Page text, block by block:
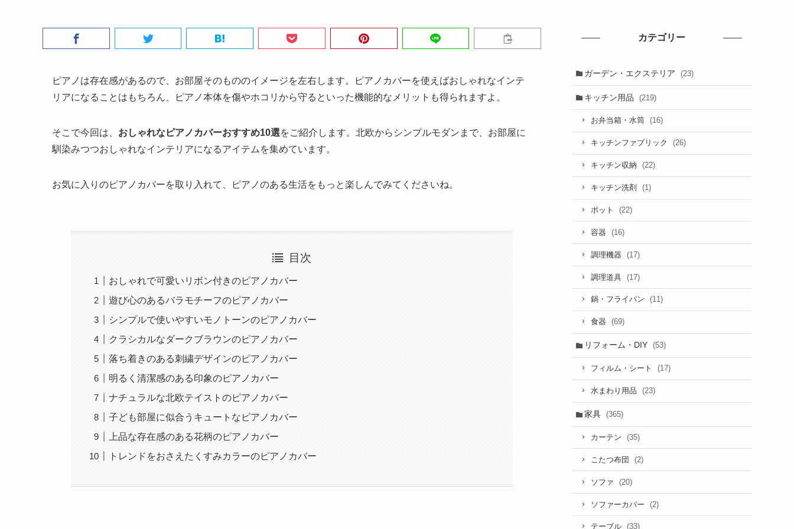
ピアノは存在感があるので、お部屋そのもののイメージを左右します。ピアノカバーを使えばおしゃれなインテ
リアになることはもちろん、ピアノ本体を傷やホコリから守るといった機能的なメリットも得られますよ。
そこで今回は、 おしゃれなピアノカバーおすすめ10選をご紹介します。北欧からシンプルモダンまで、お部屋に
馴染みつつおしゃれなインテリアになるアイテムを集めています。
お気に入りのピアノカバーを取り入れて、ピアノのある生活をもっと楽しんでみてくださいね。
目次
おしゃれで可愛いリボン付きのピアノカバー
遊び心のあるバラモチーフのピアノカバー
シンプルで使いやすいモノトーンのピアノカバー
クラシカルなダークブラウンのピアノカバー
落ち着きのある刺繍デザインのピアノカバー
明るく清潔感のある印象のピアノカバー
ナチュラルな北欧テイストのピアノカバー
子ども部屋に似合うキュートなピアノカバー
上品な存在感のある花柄のピアノカバー
トレンドをおさえたくすみカラーのピアノカバー
カテゴリー
ガーデン・エクステリア (23)
キッチン用品 (219)
お弁当箱・水筒 (16)
キッチンファブリック (26)
キッチン収納 (22)
キッチン洗剤 (1)
ポット (22)
容器 (16)
調理機器 (17)
調理道具 (17)
鍋・フライパン (11)
食器 (69)
リフォーム・DIY (53)
フィルム・シート (17)
水まわり用品 (23)
家具 (365)
カーテン (35)
こたつ布団 (2)
ソファ (20)
ソファーカバー (2)
テーブル (33)